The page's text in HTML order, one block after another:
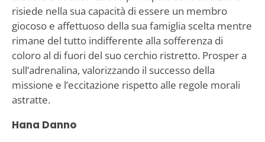
risiede nella sua capacità di essere un membro
giocoso e affettuoso della sua famiglia scelta mentre
rimane del tutto indifferente alla sofferenza di
coloro al di fuori del suo cerchio ristretto. Prosper a
sull’adrenalina, valorizzando il successo della
missione e l’eccitazione rispetto alle regole morali
astratte.
Hana Danno